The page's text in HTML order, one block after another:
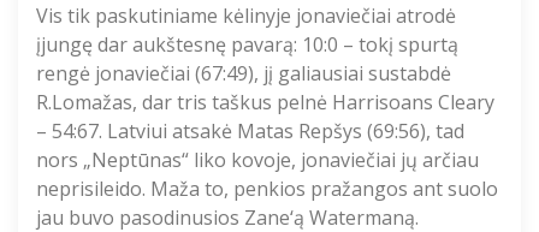
Vis tik paskutiniame kėlinyje jonaviečiai atrodė
įjungę dar aukštesnę pavarą: 10:0 – tokį spurtą
rengė jonaviečiai (67:49), jį galiausiai sustabdė
R.Lomažas, dar tris taškus pelnė Harrisoans Cleary
– 54:67. Latviui atsakė Matas Repšys (69:56), tad
nors „Neptūnas“ liko kovoje, jonaviečiai jų arčiau
neprisileido. Maža to, penkios pražangos ant suolo
jau buvo pasodinusios Zane‘ą Watermaną.